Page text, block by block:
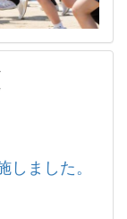
ました。